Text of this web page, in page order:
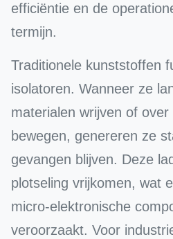
efficiëntie en de
termijn.
Traditionele kunststoffen
isolatoren. Wanneer ze
materialen wrijven of
bewegen, genereren ze
gevangen blijven. Deze
plotseling vrijkomen, wat
micro-elektronische
veroorzaakt. Voor